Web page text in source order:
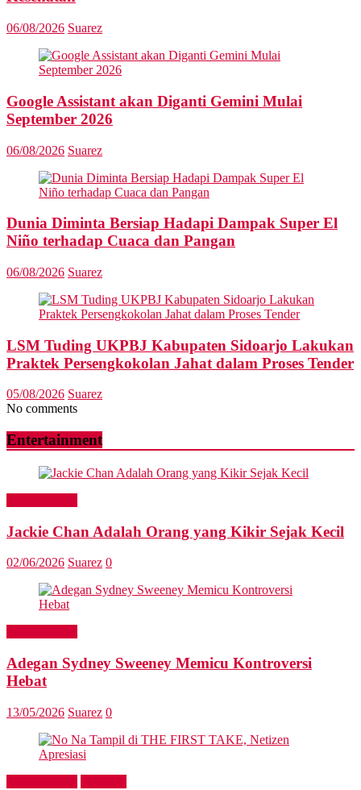
06/08/2026 Suarez
Google Assistant akan Diganti Gemini Mulai
September 2026
06/08/2026 Suarez
Dunia Diminta Bersiap Hadapi Dampak Super El
Niño terhadap Cuaca dan Pangan
06/08/2026 Suarez
LSM Tuding UKPBJ Kabupaten Sidoarjo Lakukan
Praktek Persengkokolan Jahat dalam Proses Tender
05/08/2026 Suarez
No comments
Entertainment
Jackie Chan Adalah Orang yang Kikir Sejak Kecil
02/06/2026 Suarez 0
Adegan Sydney Sweeney Memicu Kontroversi
Hebat
13/05/2026 Suarez 0